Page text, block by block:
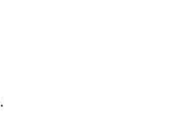
.